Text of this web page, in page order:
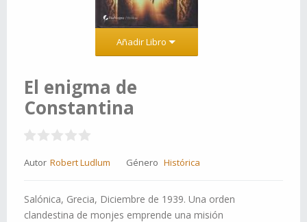
Añadir Libro
El enigma de
Constantina
Autor Robert Ludlum Género Histórica
Salónica, Grecia, Diciembre de 1939. Una orden
clandestina de monjes emprende una misión